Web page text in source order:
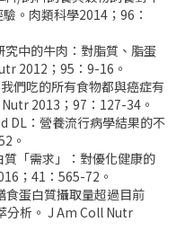
。肉類科學2014；96：
中的牛肉：對脂質、脂蛋
2012；95：9-16。
們吃的所有食物都與癌症有
2013；97：127-34。
DL：營養流行病學結果的不
。
「需求」：對優化健康的
；41：565-72。
食蛋白質攝取量超過目前
分析。 J Am Coll Nutr